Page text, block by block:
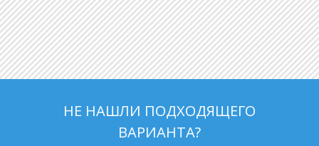
НЕ НАШЛИ ПОДХОДЯЩЕГО
ВАРИАНТА?